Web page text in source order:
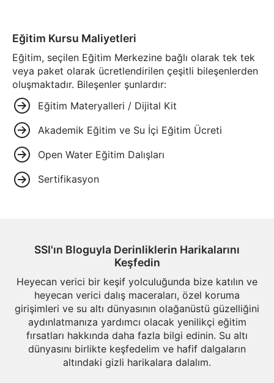
Eğitim Kursu Maliyetleri
Eğitim, seçilen Eğitim Merkezine bağlı olarak tek tek
veya paket olarak ücretlendirilen çeşitli bileşenlerden
oluşmaktadır. Bileşenler şunlardır:
Eğitim Materyalleri / Dijital Kit
Akademik Eğitim ve Su İçi Eğitim Ücreti
Open Water Eğitim Dalışları
Sertifikasyon
SSI'ın Bloguyla Derinliklerin Harikalarını
Keşfedin
Heyecan verici bir keşif yolculuğunda bize katılın ve
heyecan verici dalış maceraları, özel koruma
girişimleri ve su altı dünyasının olağanüstü güzelliğini
aydınlatmanıza yardımcı olacak yenilikçi eğitim
fırsatları hakkında daha fazla bilgi edinin. Su altı
dünyasını birlikte keşfedelim ve hafif dalgaların
altındaki gizli harikalara dalalım.